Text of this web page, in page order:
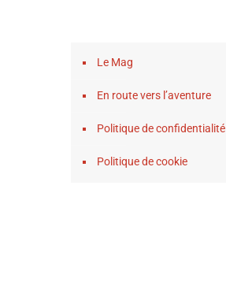
Le Mag
En route vers l’aventure
Politique de confidentialité
Politique de cookie